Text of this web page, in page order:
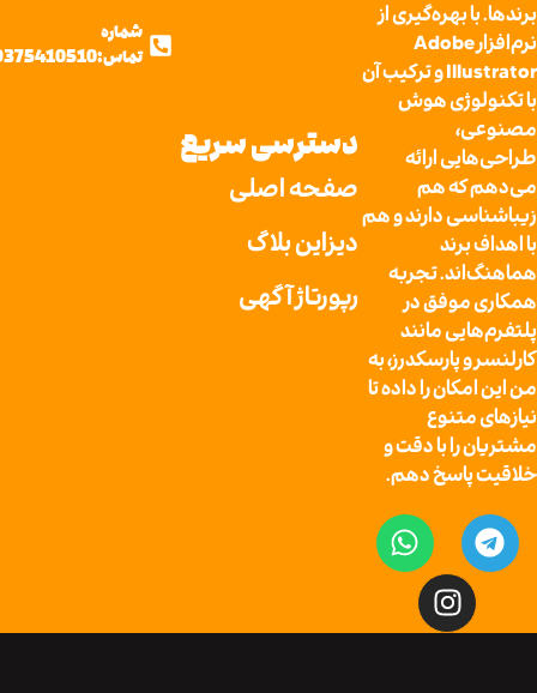
بهره‌گیری از
نرم‌افزار Adobe
Illustrator و ترکیب آن
هوش
ارائه
که هم
دارند و هم
برند
تجربه
موفق در
مانند
پارسکدرز، به
را داده تا
متنوع
را با دقت و
پاسخ دهم.
دسترسی سریع
صفحه اصلی
دیزاین بلاگ
رپورتاژ آگهی
شماره
تماس:09375410510